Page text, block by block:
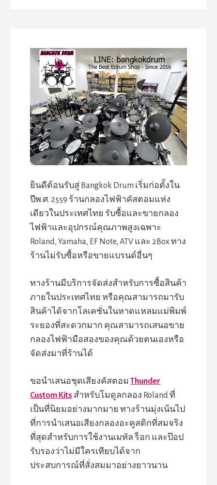
ยินดีต้อนรับสู่ Bangkok Drum เริ่มก่อตั้งใน
ปีพ.ศ. 2559 ร้านกลองไฟฟ้าคัสตอมแห่ง
เดียวในประเทศไทย รับซื้อและขายกลอง
ไฟฟ้าและอุปกรณ์คุณภาพสูงเฉพาะ
Roland, Yamaha, EF Note, ATV และ 2Box ทาง
ร้านไม่รับซื้อหรือขายแบรนด์อื่นๆ
ทางร้านมีบริการจัดส่งสำหรับการซื้อสินค้า
ภายในประเทศไทย หรือคุณสามารถมารับ
สินค้าได้จากโลเคชั่นในหาดแหลมแม่พิมพ์
ระยองที่สะดวกมาก คุณสามารถเสนอขาย
กลองไฟฟ้ามือสองของคุณด้วยตนเองหรือ
จัดส่งมาที่ร้านได้
ขอนำเสนอชุดเสียงคัสตอมThunder
Custom Kits สำหรับโมดูลกลอง Roland ที่
เป็นที่นิยมอย่างมากมาย ทางร้านมุ่งเน้นไป
ที่การนำเสนอเสียงกลองอะคูสติกที่สมจริง
ที่สุดสำหรับการใช้งานเมทัล ร็อก และป๊อป
รับรองว่าไม่มีใครเทียบได้จาก
ประสบการณ์ที่สั่งสมมาอย่างยาวนาน